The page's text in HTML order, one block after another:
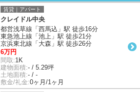
賃貸｜アパート
クレイドル中央
都営浅草線「西馬込」駅 徒歩16分
東急池上線「池上」駅 徒歩21分
京浜東北線「大森」駅 徒歩26分
6万円
間取:1K
建物面積:- / 5.29坪
土地面積:- / -
敷金/礼金:0ヶ月/1ヶ月